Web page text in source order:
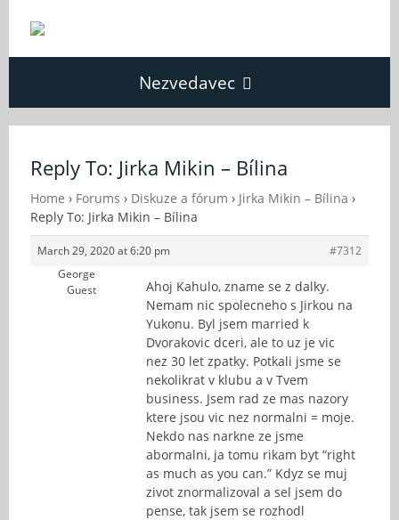
Nezvedavec
Fórum
O Nezvědavci
Kontakt
Reply To: Jirka Mikin – Bílina
Home › Forums › Diskuze a fórum › Jirka Mikin – Bílina ›
Reply To: Jirka Mikin – Bílina
March 29, 2020 at 6:20 pm
#7312
George
Guest
Ahoj Kahulo, zname se z dalky.
Nemam nic spolecneho s Jirkou na
Yukonu. Byl jsem married k
Dvorakovic dceri, ale to uz je vic
nez 30 let zpatky. Potkali jsme se
nekolikrat v klubu a v Tvem
business. Jsem rad ze mas nazory
ktere jsou vic nez normalni = moje.
Nekdo nas narkne ze jsme
abormalni, ja tomu rikam byt “right
as much as you can.” Kdyz se muj
zivot znormalizoval a sel jsem do
pense, tak jsem se rozhodl